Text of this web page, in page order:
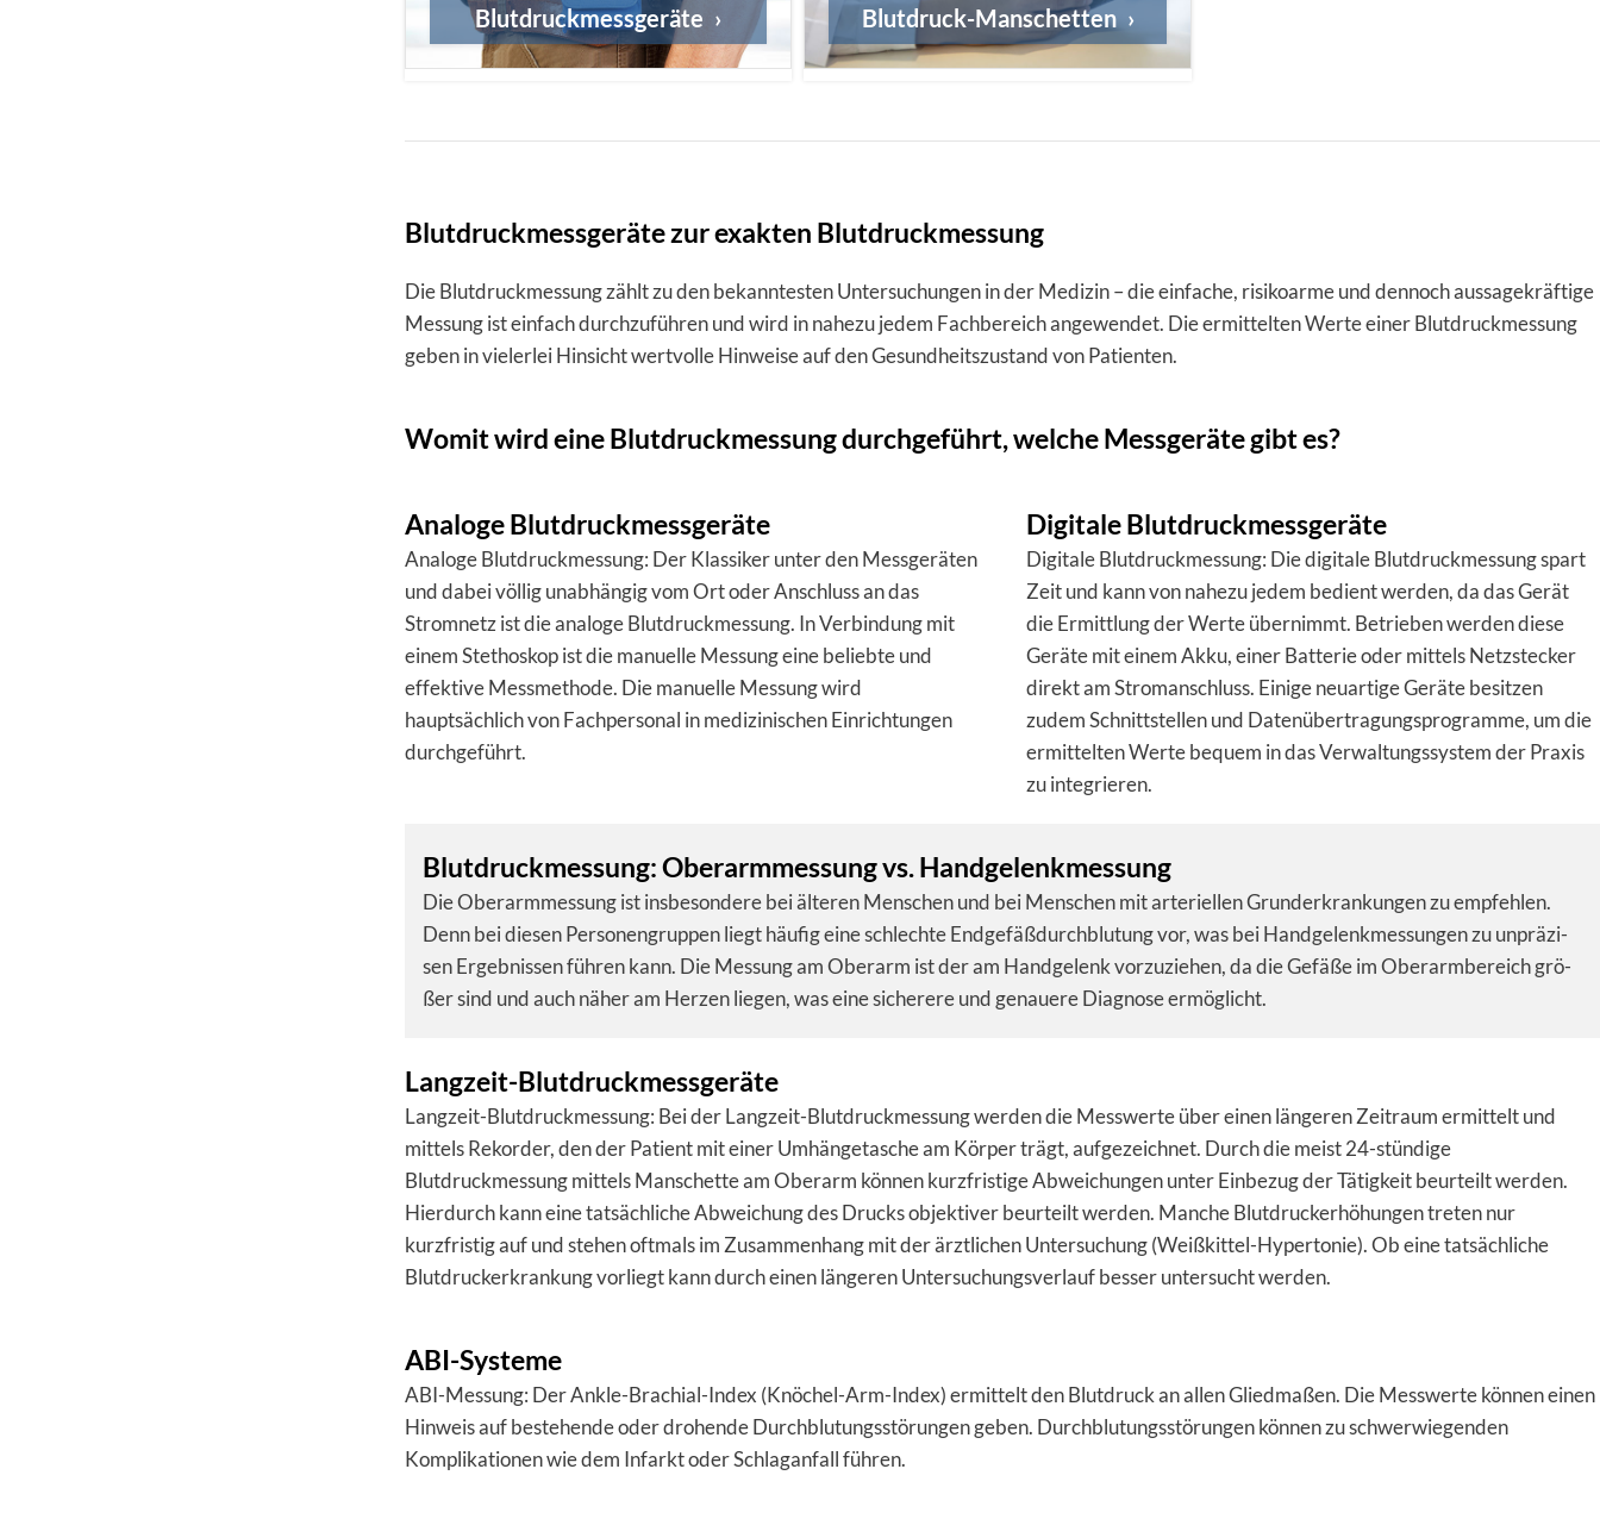
Blutdruckmessgeräte
Blutdruck-Manschetten
Blutdruckmessgeräte zur exakten Blutdruckmessung
Die Blutdruckmessung zählt zu den bekanntesten Untersuchungen in der Medizin – die einfache, risikoarme und dennoch aussagekräftige
Messung ist einfach durchzuführen und wird in nahezu jedem Fachbereich angewendet. Die ermittelten Werte einer Blutdruckmessung
geben in vielerlei Hinsicht wertvolle Hinweise auf den Gesundheitszustand von Patienten.
Womit wird eine Blutdruckmessung durchgeführt, welche Messgeräte gibt es?
Analoge Blutdruckmessgeräte
Analoge Blutdruckmessung: Der Klassiker unter den Messgeräten
und dabei völlig unabhängig vom Ort oder Anschluss an das
Stromnetz ist die analoge Blutdruckmessung. In Verbindung mit
einem Stethoskop ist die manuelle Messung eine beliebte und
effektive Messmethode. Die manuelle Messung wird
hauptsächlich von Fachpersonal in medizinischen Einrichtungen
durchgeführt.
Digitale Blutdruckmessgeräte
Digitale Blutdruckmessung: Die digitale Blutdruckmessung spart
Zeit und kann von nahezu jedem bedient werden, da das Gerät
die Ermittlung der Werte übernimmt. Betrieben werden diese
Geräte mit einem Akku, einer Batterie oder mittels Netzstecker
direkt am Stromanschluss. Einige neuartige Geräte besitzen
zudem Schnittstellen und Datenübertragungsprogramme, um die
ermittelten Werte bequem in das Verwaltungssystem der Praxis
zu integrieren.
Blutdruckmessung: Oberarm­messung vs. Handgelenk­messung
Die Ober­arm­mes­sung ist ins­be­son­dere bei älte­ren Men­schen und bei Men­schen mit arte­ri­el­len Grund­er­kran­kun­gen zu emp­feh­len.
Denn bei die­sen Per­so­nen­grup­pen liegt häu­fig eine schlechte End­ge­fäß­durch­blu­tung vor, was bei Hand­ge­lenk­mes­sun­gen zu un­prä­zi­
sen Ergeb­nis­sen füh­ren kann. Die Mes­sung am Ober­arm ist der am Hand­gelenk vor­zu­zie­hen, da die Gefäße im Ober­arm­be­reich grö­
ßer sind und auch näher am Her­zen lie­gen, was eine siche­rere und ge­nau­ere Dia­g­nose ermög­licht.
Langzeit-Blutdruckmessgeräte
Langzeit-Blutdruckmessung: Bei der Langzeit-Blutdruckmessung werden die Messwerte über einen längeren Zeitraum ermittelt und
mittels Rekorder, den der Patient mit einer Umhängetasche am Körper trägt, aufgezeichnet. Durch die meist 24-stündige
Blutdruckmessung mittels Manschette am Oberarm können kurzfristige Abweichungen unter Einbezug der Tätigkeit beurteilt werden.
Hierdurch kann eine tatsächliche Abweichung des Drucks objektiver beurteilt werden. Manche Blutdruckerhöhungen treten nur
kurzfristig auf und stehen oftmals im Zusammenhang mit der ärztlichen Untersuchung (Weißkittel-Hypertonie). Ob eine tatsächliche
Blutdruckerkrankung vorliegt kann durch einen längeren Untersuchungsverlauf besser untersucht werden.
ABI-Systeme
ABI-Messung: Der Ankle-Brachial-Index (Knöchel-Arm-Index) ermittelt den Blutdruck an allen Gliedmaßen. Die Messwerte können einen
Hinweis auf bestehende oder drohende Durchblutungsstörungen geben. Durchblutungsstörungen können zu schwerwiegenden
Komplikationen wie dem Infarkt oder Schlaganfall führen.